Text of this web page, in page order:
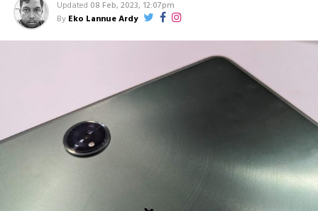
Updated 08 Feb, 2023, 12:07pm
By Eko Lannue Ardy